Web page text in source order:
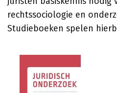
rechtssociologie en
Studieboeken spelen